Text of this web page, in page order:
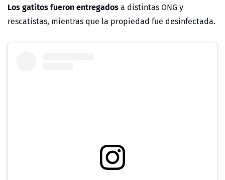
Los gatitos fueron entregadosa distintas ONG y
rescatistas, mientras que la propiedad fue desinfectada.